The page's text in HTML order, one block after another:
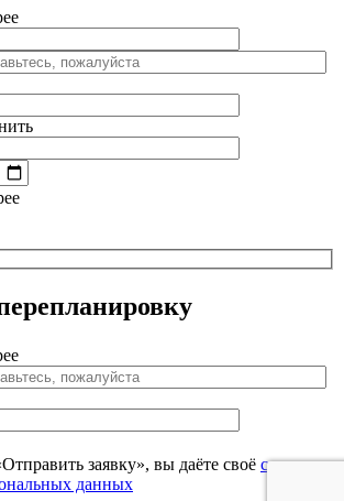
заявку», вы даёте своё согласие
данных